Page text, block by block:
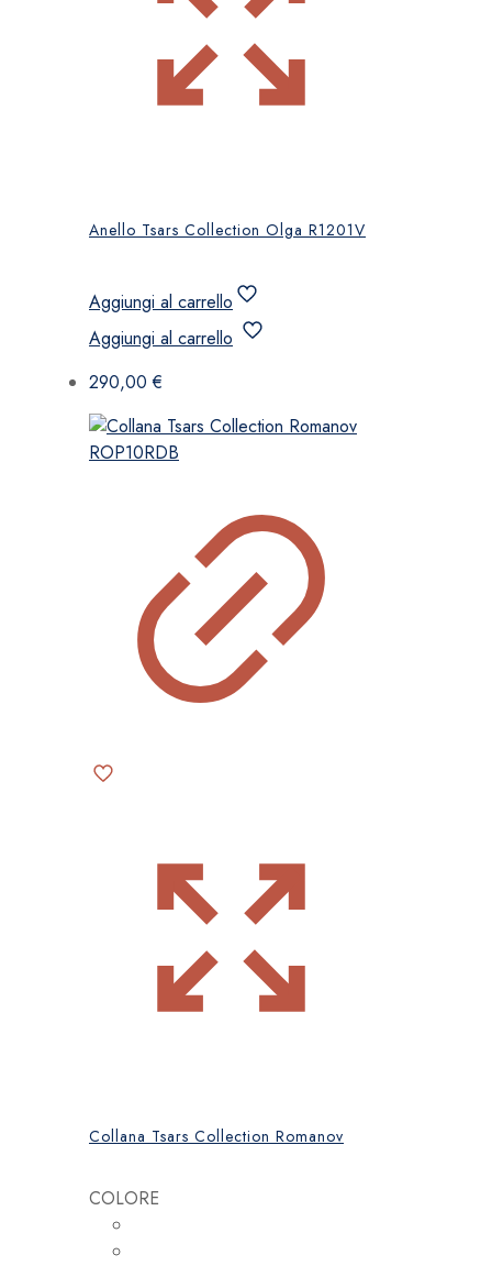
Anello Tsars Collection Olga R1201V
Aggiungi al carrello
Aggiungi al carrello
290,00€
Collana Tsars Collection Romanov
COLORE